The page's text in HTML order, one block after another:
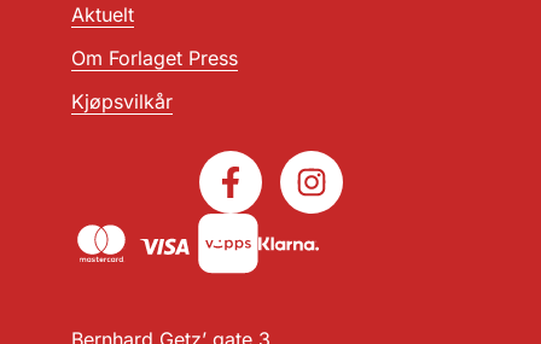
Bernhard Getz’ gate 3
Aktuelt
Om Forlaget Press
Kjøpsvilkår